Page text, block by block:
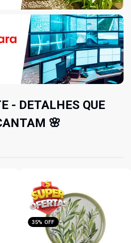
- DETALHES QUE
🌸
36% OFF